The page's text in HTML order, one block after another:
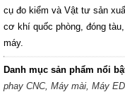
cụ đo kiểm và Vật tư sản
cơ khí quốc phòng, đóng
máy.
Danh mục sản phẩm nổi
phay CNC, Máy mài, Máy